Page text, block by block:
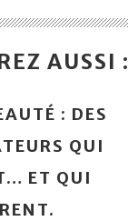
AUSSI :
: DES
QUI
ET QUI